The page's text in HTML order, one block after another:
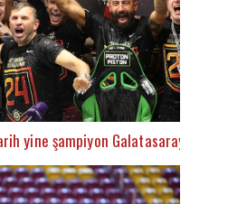
yine şampiyon Galatasaray’ı